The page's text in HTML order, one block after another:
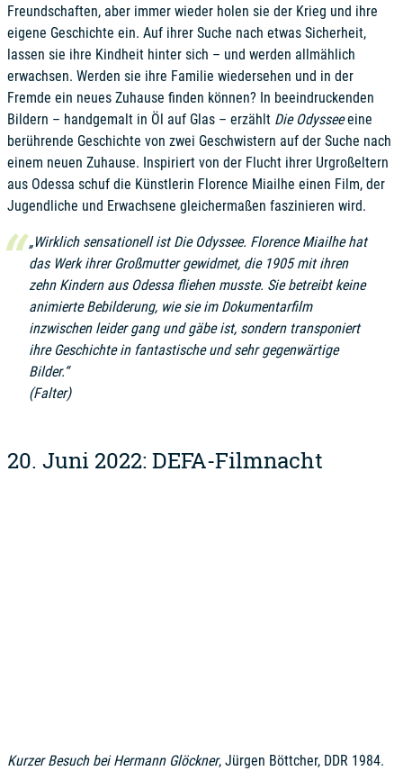
Freundschaften, aber immer wieder holen sie der Krieg und ihre
eigene Geschichte ein. Auf ihrer Suche nach etwas Sicherheit,
lassen sie ihre Kindheit hinter sich – und werden allmählich
erwachsen. Werden sie ihre Familie wiedersehen und in der
Fremde ein neues Zuhause finden können? In beeindruckenden
Bildern – handgemalt in Öl auf Glas – erzählt Die Odysseeeine
berührende Geschichte von zwei Geschwistern auf der Suche nach
einem neuen Zuhause. Inspiriert von der Flucht ihrer Urgroßeltern
aus Odessa schuf die Künstlerin Florence Miailhe einen Film, der
Jugendliche und Erwachsene gleichermaßen faszinieren wird.
„Wirklich sensationell ist Die Odyssee. Florence Miailhe hat
das Werk ihrer Großmutter gewidmet, die 1905 mit ihren
zehn Kindern aus Odessa fliehen musste. Sie betreibt keine
animierte Bebilderung, wie sie im Dokumentarfilm
inzwischen leider gang und gäbe ist, sondern transponiert
ihre Geschichte in fantastische und sehr gegenwärtige
Bilder.“
(Falter)
20. Juni 2022: DEFA-Filmnacht
Kurzer Besuch bei Hermann Glöckner, Jürgen Böttcher, DDR 1984.